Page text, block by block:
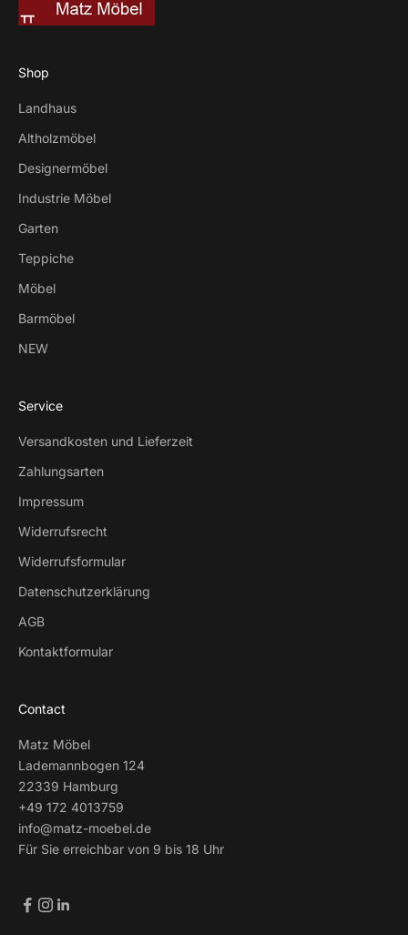
Shop
Landhaus
Altholzmöbel
Designermöbel
Industrie Möbel
Garten
Teppiche
Möbel
Barmöbel
NEW
Service
Versandkosten und Lieferzeit
Zahlungsarten
Impressum
Widerrufsrecht
Widerrufsformular
Datenschutzerklärung
AGB
Kontaktformular
Contact
Matz Möbel
Lademannbogen 124
22339 Hamburg
+49 172 4013759
info@matz-moebel.de
Für Sie erreichbar von 9 bis 18 Uhr